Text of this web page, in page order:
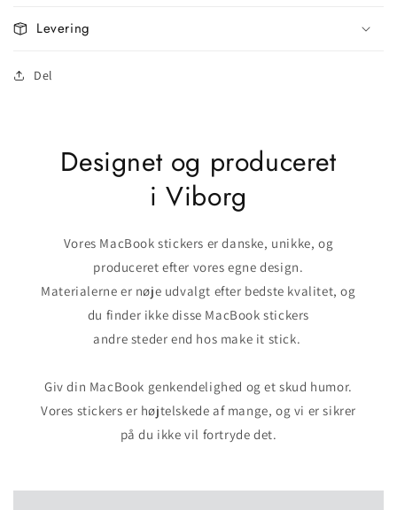
Levering
Del
Designet og produceret
i Viborg
Vores MacBook stickers er danske, unikke, og
produceret efter vores egne design.
Materialerne er nøje udvalgt efter bedste kvalitet, og
du finder ikke disse MacBook stickers
andre steder end hos make it stick.
Giv din MacBook genkendelighed og et skud humor.
Vores stickers er højtelskede af mange, og vi er sikrer
på du ikke vil fortryde det.